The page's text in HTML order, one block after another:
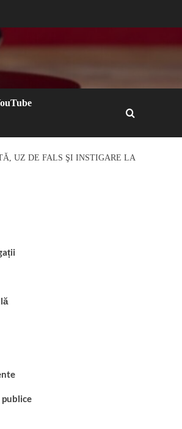
UZ DE FALS ŞI INSTIGARE LA